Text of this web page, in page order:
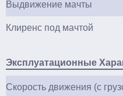
Выдвижение мачты
Клиренс под мачтой
Эксплуатационные
Скорость движения (с